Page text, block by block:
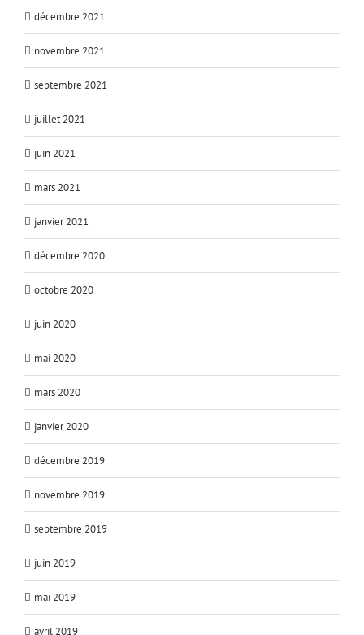
décembre 2021
novembre 2021
septembre 2021
juillet 2021
juin 2021
mars 2021
janvier 2021
décembre 2020
octobre 2020
juin 2020
mai 2020
mars 2020
janvier 2020
décembre 2019
novembre 2019
septembre 2019
juin 2019
mai 2019
avril 2019